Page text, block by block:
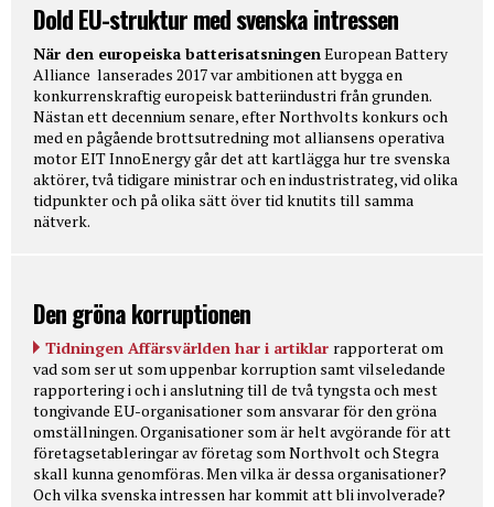
Dold EU-struktur med svenska intressen
När den europeiska batterisatsningenEuropean Battery
Alliance lanserades 2017 var ambitionen att bygga en
konkurrenskraftig europeisk batteriindustri från grunden.
Nästan ett decennium senare, efter Northvolts konkurs och
med en pågående brottsutredning mot alliansens operativa
motor EIT InnoEnergy går det att kartlägga hur tre svenska
aktörer, två tidigare ministrar och en industristrateg, vid olika
tidpunkter och på olika sätt över tid knutits till samma
nätverk.
Den gröna korruptionen
Tidningen Affärsvärlden har i artiklar rapporterat om
vad som ser ut som uppenbar korruption samt vilseledande
rapportering i och i anslutning till de två tyngsta och mest
tongivande EU-organisationer som ansvarar för den gröna
omställningen. Organisationer som är helt avgörande för att
företagsetableringar av företag som Northvolt och Stegra
skall kunna genomföras. Men vilka är dessa organisationer?
Och vilka svenska intressen har kommit att bli involverade?